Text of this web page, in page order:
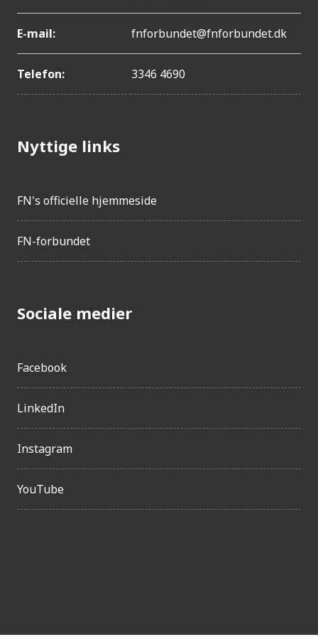
E-mail: fnforbundet@fnforbundet.dk
Telefon: 3346 4690
Nyttige links
FN's officielle hjemmeside
FN-forbundet
Sociale medier
Facebook
LinkedIn
Instagram
YouTube